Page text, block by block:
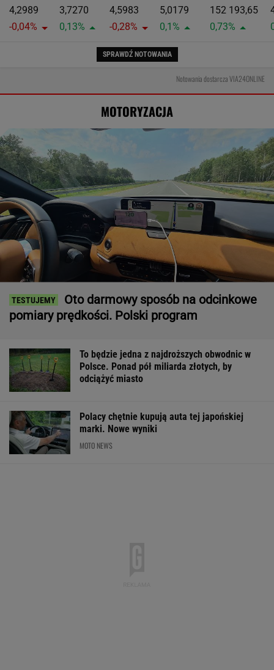
4,2989
-0,04%
3,7270
0,13%
4,5983
-0,28%
5,0179
0,1%
152 193,65
0,73%
SPRAWDŹ NOTOWANIA
Notowania dostarcza VIA24ONLINE
MOTORYZACJA
Oto darmowy sposób na odcinkowe
pomiary prędkości. Polski program
To będzie jedna z najdroższych obwodnic w
Polsce. Ponad pół miliarda złotych, by
odciążyć miasto
Polacy chętnie kupują auta tej japońskiej
marki. Nowe wyniki
MOTO NEWS